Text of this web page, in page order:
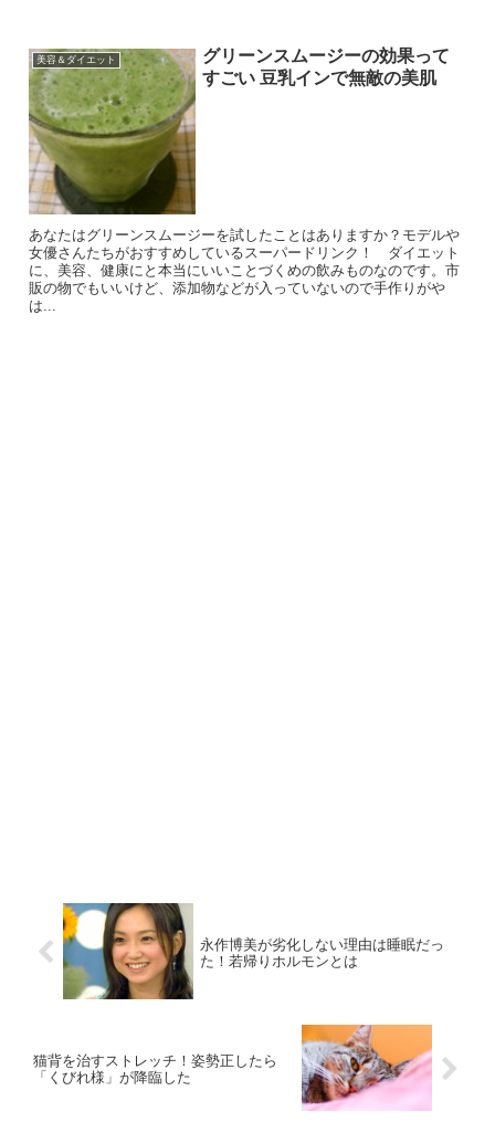
美容＆ダイエット
グリーンスムージーの効果って
すごい 豆乳インで無敵の美肌
あなたはグリーンスムージーを試したことはありますか？モデルや
女優さんたちがおすすめしているスーパードリンク！ ダイエット
に、美容、健康にと本当にいいことづくめの飲みものなのです。市
販の物でもいいけど、添加物などが入っていないので手作りがや
は...
永作博美が劣化しない理由は睡眠だっ
た！若帰りホルモンとは
猫背を治すストレッチ！姿勢正したら
「くびれ様」が降臨した